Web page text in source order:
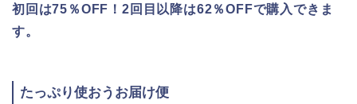
初回は75％OFF！2回目以降は62％OFFで購入できま
す。
たっぷり使おうお届け便